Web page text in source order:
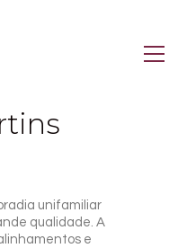
unifamiliar
qualidade. A
e